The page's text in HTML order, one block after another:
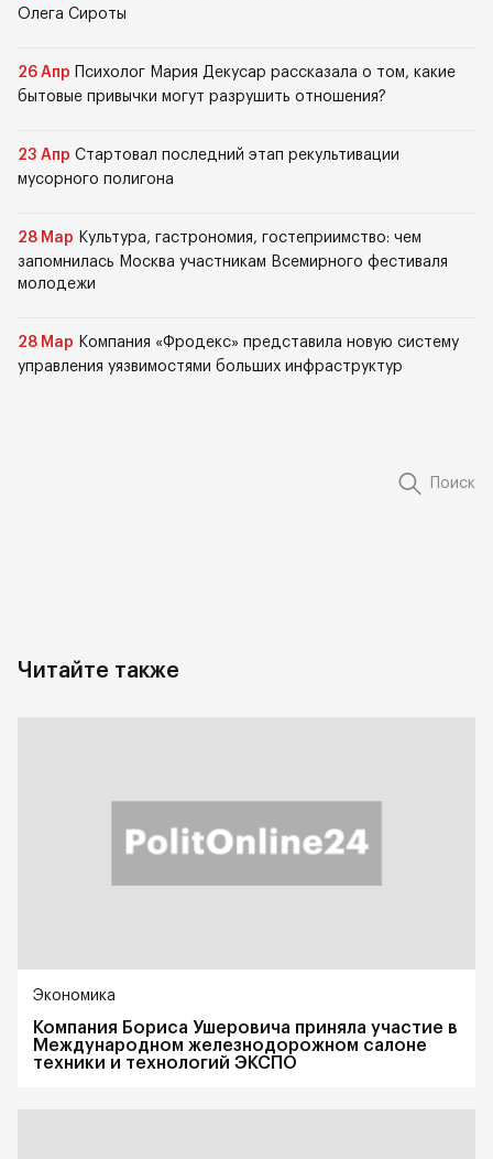
Олега Сироты
26 Апр
Психолог Мария Декусар рассказала о том, какие
бытовые привычки могут разрушить отношения?
23 Апр Стартовал последний этап рекультивации
мусорного полигона
28 Мар Культура, гастрономия, гостеприимство: чем
запомнилась Москва участникам Всемирного фестиваля
молодежи
28 Мар Компания «Фродекс» представила новую систему
управления уязвимостями больших инфраструктур
Поиск
Читайте также
Экономика
Компания Бориса Ушеровича приняла участие в
Международном железнодорожном салоне
техники и технологий ЭКСПО